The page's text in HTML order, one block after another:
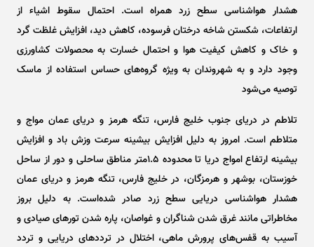
هشدار هواشناسی سطح زرد همراه است. احتمال سقوط اشیاء از
ارتفاعات، شکستن شاخه درختان فرسوده، کاهش دید، افزایش غلظت گرد
و خاک و کاهش کیفیت هوا و احتمال خسارت به محصولات کشاورزی
وجود دارد و به شهروندان به ویژه گروه‌های حساس استفاده از ماسک
توصیه می‌شود
تلاطم در دریای جنوب خلیج فارس، تنگه هرمز و دریای عمان مواج و
متلاطم است. امروز به دلیل افزایش بیشینه سرعت وزش باد و افزایش
بیشینه ارتفاع امواج دریا تا محدوده ۱.۵متر مناطق ساحلی و دور از ساحل
خوزستان، بوشهر و هرمزگان، در خلیج فارس، تنگه هرمز و دریای عمان
هشدار هواشناسی دریایی سطح زرد صادر شده‌است. به دلیل بروز
مخاطراتی مانند غرق شدن شناگران و غواصان، پاره شدن تور‌های صیادی و
آسیب به قفس‌های پرورش ماهی، اختلال در تردد‌های دریایی و تردد